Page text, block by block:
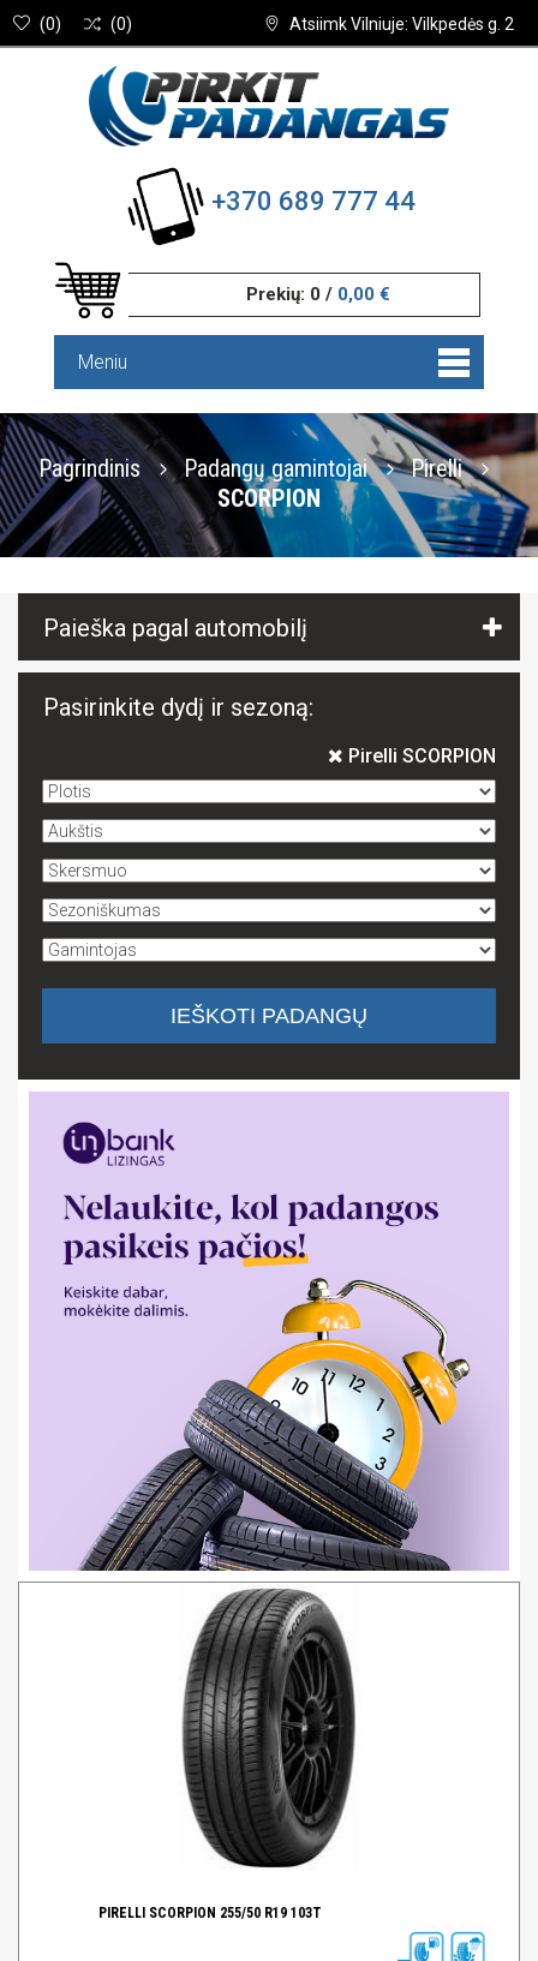
Atsiimk Vilniuje: Vilkpedės g. 2
(0) (0)
+370 689 777 44
Prekių: 0 / 0,00 €
Meniu
Pagrindinis Padangų gamintojai
Pirelli
SCORPION
Paieška pagal automobilį
Pasirinkite dydį ir sezoną:
Pirelli SCORPION
PIRELLI SCORPION 255/50 R19 103T